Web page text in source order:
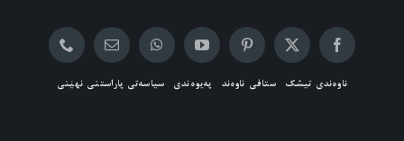
ناوەندی تیشک ستافی ناوەند پەیوەندی سیاسەتی پاراستنی نهێنی